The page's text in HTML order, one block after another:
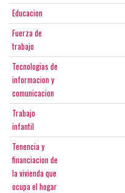
Educacion
Fuerza de
trabajo
Tecnologias de
informacion y
comunicacion
Trabajo
infantil
Tenencia y
financiacion de
la vivienda que
ocupa el hogar